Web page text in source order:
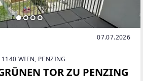
07.07.2026
WIEN, PENZING
TOR ZU PENZING